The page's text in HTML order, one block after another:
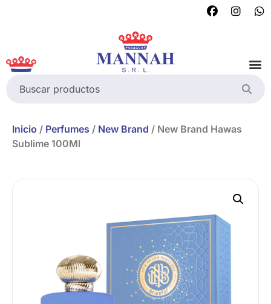
Inicio / Perfumes / New Brand / New Brand Hawas
Sublime 100Ml